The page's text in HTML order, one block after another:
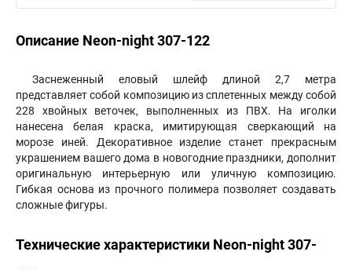
Описание Neon-night 307-122
Заснеженный еловый шлейф длиной 2,7 метра
представляет собой композицию из сплетенных между собой
228 хвойных веточек, выполненных из ПВХ. На иголки
нанесена белая краска, имитирующая сверкающий на
морозе иней. Декоративное изделие станет прекрасным
украшением вашего дома в новогодние праздники, дополнит
оригинальную интерьерную или уличную композицию.
Гибкая основа из прочного полимера позволяет создавать
сложные фигуры.
Технические характеристики Neon-night 307-